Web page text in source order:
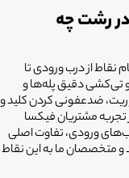
رشت چه
از درب ورودی تا
تی‌کشی دقیق پله‌ها و
ضدعفونی کردن کلید و
تجربه مشتریان فیکسا
ورودی، تفاوت اصلی
و متخصصان ما به این نقاط